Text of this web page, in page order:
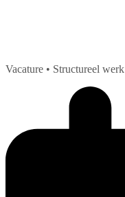
Vacature • Structureel werk